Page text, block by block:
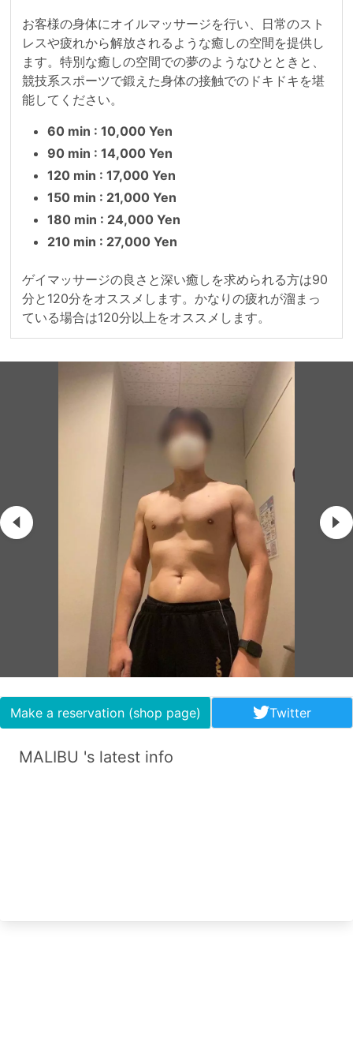
お客様の身体にオイルマッサージを行い、日常のスト
レスや疲れから解放されるような癒しの空間を提供し
ます。特別な癒しの空間での夢のようなひとときと、
競技系スポーツで鍛えた身体の接触でのドキドキを堪
能してください。
60 min : 10,000 Yen
90 min : 14,000 Yen
120 min : 17,000 Yen
150 min : 21,000 Yen
180 min : 24,000 Yen
210 min : 27,000 Yen
ゲイマッサージの良さと深い癒しを求められる方は90
分と120分をオススメします。かなりの疲れが溜まっ
ている場合は120分以上をオススメします。
Make a reservation (shop page) Twitter
MALIBU 's latest info